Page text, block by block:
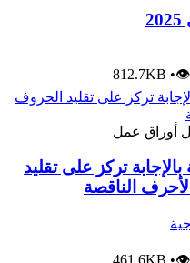
812.7KB •👁
أوراق عمل
تركز على تقليد
الناقصة
461.6KB •👁